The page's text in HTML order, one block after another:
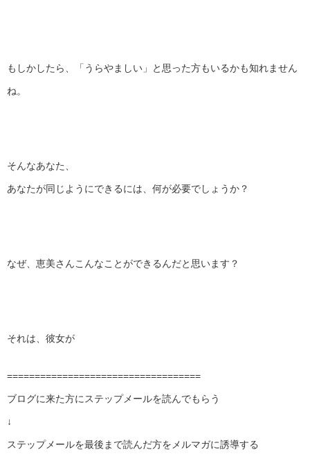
もしかしたら、「うらやましい」と思った方もいるかも知れません
ね。
そんなあなた、
あなたが同じようにできるには、何が必要でしょうか？
なぜ、恵美さんこんなことができるんだと思います？
それは、彼女が
===================================
ブログに来た方にステップメールを読んでもらう
↓
ステップメールを最後まで読んだ方をメルマガに誘導する